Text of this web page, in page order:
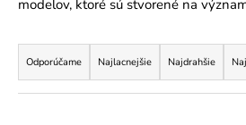
modelov, ktoré sú stvorené na
R
a
d
Odporúčame Najlacnejšie Najdrahšie
t
r
e
b